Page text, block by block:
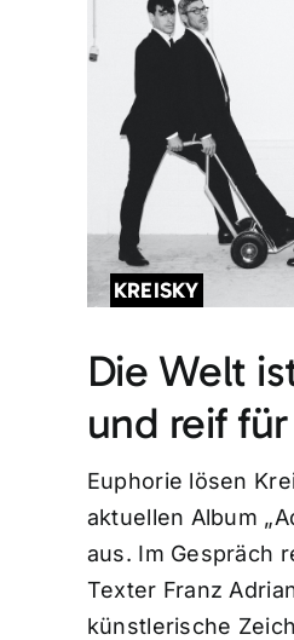
KREISKY
Die Welt
und reif
Euphorie lösen
aktuellen Album
aus. Im Gespräch
Texter Franz
künstlerische